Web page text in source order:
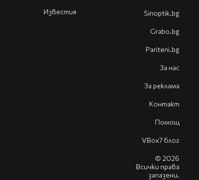
Известия Sinoptik.bg
Grabo.bg
Pariteni.bg
За нас
За реклама
Контакт
Помощ
VBox7 блог
© 2026
Всички права
запазени.